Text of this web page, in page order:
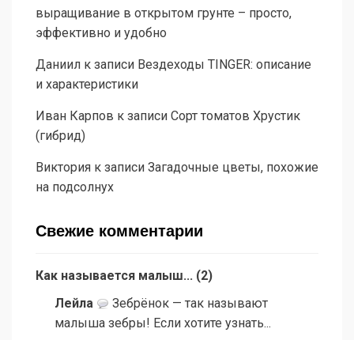
выращивание в открытом грунте – просто,
эффективно и удобно
Даниил к записи Вездеходы TINGER: описание
и характеристики
Иван Карпов к записи Сорт томатов Хрустик
(гибрид)
Виктория к записи Загадочные цветы, похожие
на подсолнух
Свежие комментарии
Как называется малыш... (2)
Лейла
Зебрёнок — так называют
малыша зебры! Если хотите узнать...